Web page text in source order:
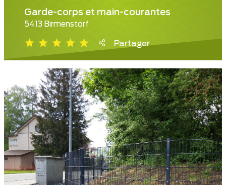
Garde-corps et main-courantes
5413 Birmenstorf
Partager